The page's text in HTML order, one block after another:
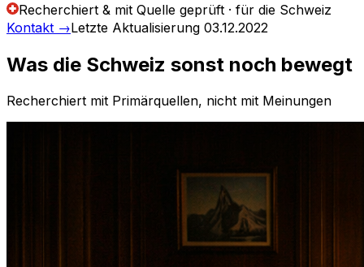
Recherchiert & mit Quelle geprüft · für die Schweiz
Kontakt →Letzte Aktualisierung 03.12.2022
Was die Schweiz sonst noch bewegt
Recherchiert mit Primärquellen, nicht mit Meinungen